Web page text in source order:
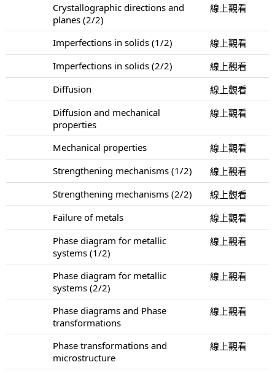
Crystallographic directions and
planes (2/2)
線上觀看
Imperfections in solids (1/2)
線上觀看
Imperfections in solids (2/2)
線上觀看
Diffusion
線上觀看
Diffusion and mechanical
properties
線上觀看
Mechanical properties
線上觀看
Strengthening mechanisms (1/2)
線上觀看
Strengthening mechanisms (2/2)
線上觀看
Failure of metals
線上觀看
Phase diagram for metallic
systems (1/2)
線上觀看
Phase diagram for metallic
systems (2/2)
線上觀看
Phase diagrams and Phase
transformations
線上觀看
Phase transformations and
microstructure
線上觀看